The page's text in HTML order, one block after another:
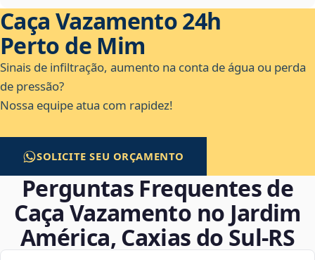
Caça Vazamento 24h
Perto de Mim
Sinais de infiltração, aumento na conta de água ou perda
de pressão?
Nossa equipe atua com rapidez!
SOLICITE SEU ORÇAMENTO
Perguntas Frequentes de
Caça Vazamento no Jardim
América, Caxias do Sul‑RS